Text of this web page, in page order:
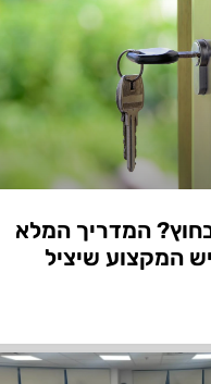
המדריך המלא
המקצוע שיציל